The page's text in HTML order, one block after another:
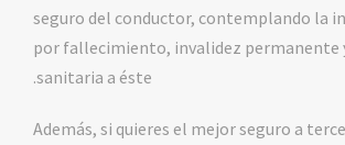
seguro del conductor, contemplando la
por fallecimiento, invalidez permanente
sanitaria a éste.
Además, si quieres el mejor seguro a